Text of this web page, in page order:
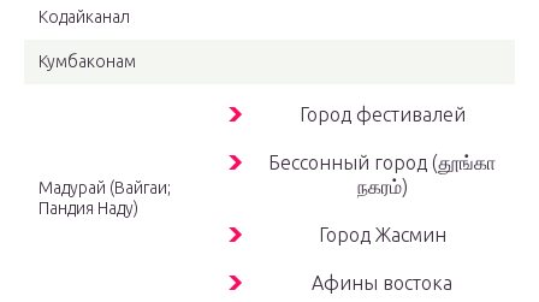
Кодайканал
Кумбаконам
Мадурай (Вайгаи;
Пандия Наду)
Город фестивалей
Бессонный город (தூங்கா
நகரம்)
Город Жасмин
Афины востока